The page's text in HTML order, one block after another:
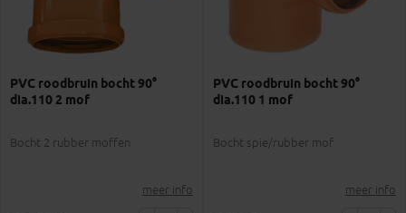
PVC roodbruin bocht 90°
dia.110 2 mof
Bocht 2 rubber moffen
meer info
PVC roodbruin bocht 90°
dia.110 1 mof
Bocht spie/rubber mof
meer info